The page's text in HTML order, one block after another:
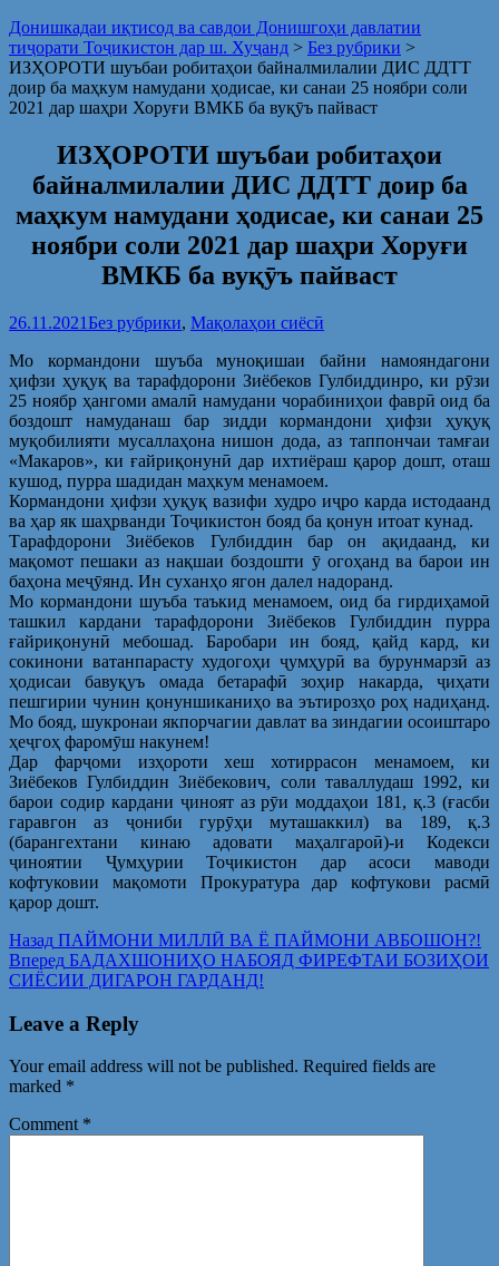
Донишкадаи иқтисод ва савдои Донишгоҳи давлатии
тиҷорати Тоҷикистон дар ш. Хуҷанд > Без рубрики >
ИЗҲОРОТИ шуъбаи робитаҳои байналмилалии ДИС ДДТТ
доир ба маҳкум намудани ҳодисае, ки санаи 25 ноябри соли
2021 дар шаҳри Хоруғи ВМКБ ба вуқӯъ пайваст
ИЗҲОРОТИ шуъбаи робитаҳои
байналмилалии ДИС ДДТТ доир ба
маҳкум намудани ҳодисае, ки санаи 25
ноябри соли 2021 дар шаҳри Хоруғи
ВМКБ ба вуқӯъ пайваст
26.11.2021Без рубрики, Мақолаҳои сиёсӣ
Мо кормандони шуъба муноқишаи байни намояндагони
ҳифзи ҳуқуқ ва тарафдорони Зиёбеков Гулбиддинро, ки рӯзи
25 ноябр ҳангоми амалӣ намудани чорабиниҳои фаврӣ оид ба
боздошт намуданаш бар зидди кормандони ҳифзи ҳуқуқ
муқобилияти мусаллаҳона нишон дода, аз таппончаи тамғаи
«Макаров», ки ғайриқонунӣ дар ихтиёраш қарор дошт, оташ
кушод, пурра шадидан маҳкум менамоем.
Кормандони ҳифзи ҳуқуқ вазифи худро иҷро карда истодаанд
ва ҳар як шаҳрванди Тоҷикистон бояд ба қонун итоат кунад.
Тарафдорони Зиёбеков Гулбиддин бар он ақидаанд, ки
мақомот пешаки аз нақшаи боздошти ӯ огоҳанд ва барои ин
баҳона меҷӯянд. Ин суханҳо ягон далел надоранд.
Мо кормандони шуъба таъкид менамоем, оид ба гирдиҳамоӣ
ташкил кардани тарафдорони Зиёбеков Гулбиддин пурра
ғайриқонунӣ мебошад. Баробари ин бояд, қайд кард, ки
сокинони ватанпарасту худогоҳи ҷумҳурӣ ва бурунмарзӣ аз
ҳодисаи бавуқуъ омада бетарафӣ зоҳир накарда, ҷиҳати
пешгирии чунин қонуншиканиҳо ва эътирозҳо роҳ надиҳанд.
Мо бояд, шукронаи якпорчагии давлат ва зиндагии осоиштаро
ҳеҷгоҳ фаромӯш накунем!
Дар фарҷоми изҳороти хеш хотиррасон менамоем, ки
Зиёбеков Гулбиддин Зиёбекович, соли таваллудаш 1992, ки
барои содир кардани ҷиноят аз рӯи моддаҳои 181, қ.3 (ғасби
гаравгон аз ҷониби гурӯҳи муташаккил) ва 189, қ.3
(барангехтани кинаю адовати маҳалгароӣ)-и Кодекси
ҷиноятии Ҷумҳурии Тоҷикистон дар асоси маводи
кофтуковии мақомоти Прокуратура дар кофтукови расмӣ
қарор дошт.
Post
navigation
Назад Предыдущая
запись:
ПАЙМОНИ МИЛЛӢ ВА Ё ПАЙМОНИ АВБОШОН?!
Вперед Следующая
запись:
БАДАХШОНИҲО НАБОЯД ФИРЕФТАИ БОЗИҲОИ
СИЁСИИ ДИГАРОН ГАРДАНД!
Leave a Reply
Your email address will not be published. Required fields are
marked *
Comment *